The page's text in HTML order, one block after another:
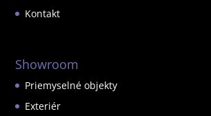
Kontakt
Showroom
Priemyselné objekty
Exteriér